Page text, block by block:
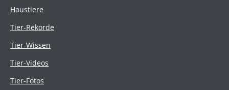
Haustiere
Tier-Rekorde
Tier-Wissen
Tier-Videos
Tier-Fotos